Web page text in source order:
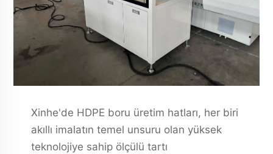
Xinhe'de HDPE boru üretim hatları, her biri
akıllı imalatın temel unsuru olan yüksek
teknolojiye sahip ölçülü tartı